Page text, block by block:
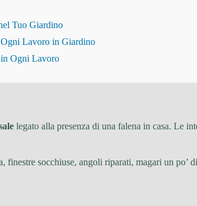
Tuo Giardino
Lavoro in Giardino
in Ogni Lavoro
legato alla presenza di una falena in casa. Le
socchiuse, angoli riparati, magari un po’